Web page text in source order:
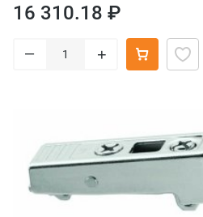
16 310.18 ₽
– +